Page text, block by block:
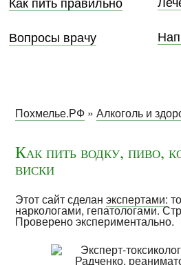
Вопросы врачу
Похмелье.РФ » Алкоголь и
Как пить водку, пиво,
виски
Этот сайт сделанэкспертами:
наркологами, гепатологами.
Проверено экспериментально.